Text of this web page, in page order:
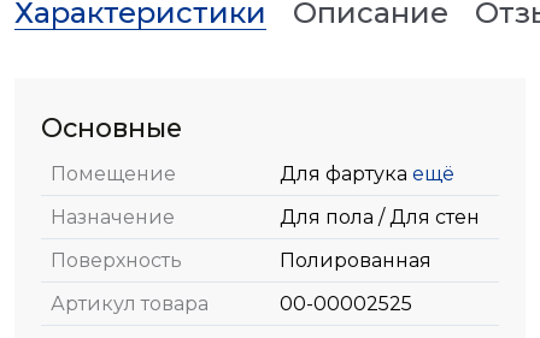
Характеристики Описание
Основные
Помещение Для фартука ещё
Назначение
Для пола / Для стен
Поверхность
Полированная
Артикул товара
00-00002525